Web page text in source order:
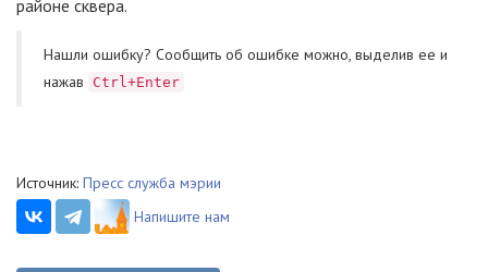
районе сквера.
Нашли ошибку? Cообщить об ошибке можно, выделив ее и
нажав
Ctrl+Enter
Источник: Пресс служба мэрии
Напишите нам